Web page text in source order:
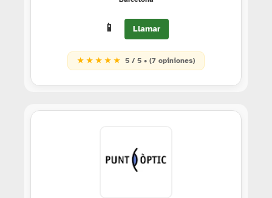
📱 Llamar
★ ★ ★ ★ ★ 5 / 5 • (7 opiniones)